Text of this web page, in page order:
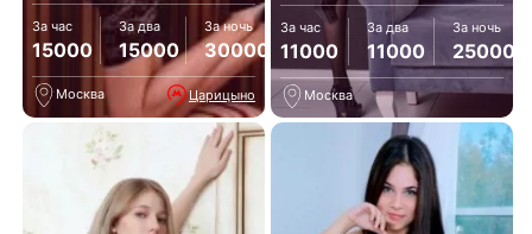
За час
15000
За два
15000
За ночь
30000
Москва Царицыно
За час
11000
За два
11000
За ночь
25000
Москва